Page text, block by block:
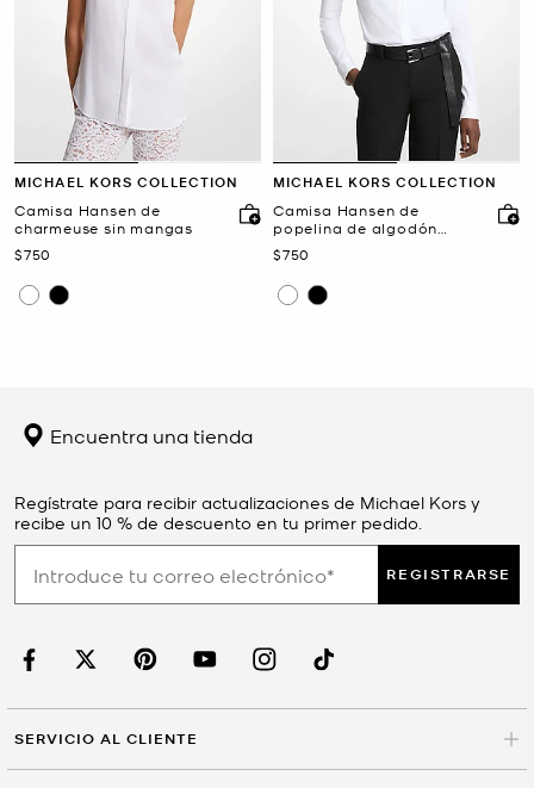
MICHAEL KORS COLLECTION
Camisa Hansen de
charmeuse sin mangas
Ahora
$750
MICHAEL KORS COLLECTION
Camisa Hansen de
popelina de algodón
elástico
Ahora
$750
Encuentra una tienda
Regístrate para recibir actualizaciones de Michael Kors y
recibe un 10 % de descuento en tu primer pedido.
REGISTRARSE
SERVICIO AL CLIENTE